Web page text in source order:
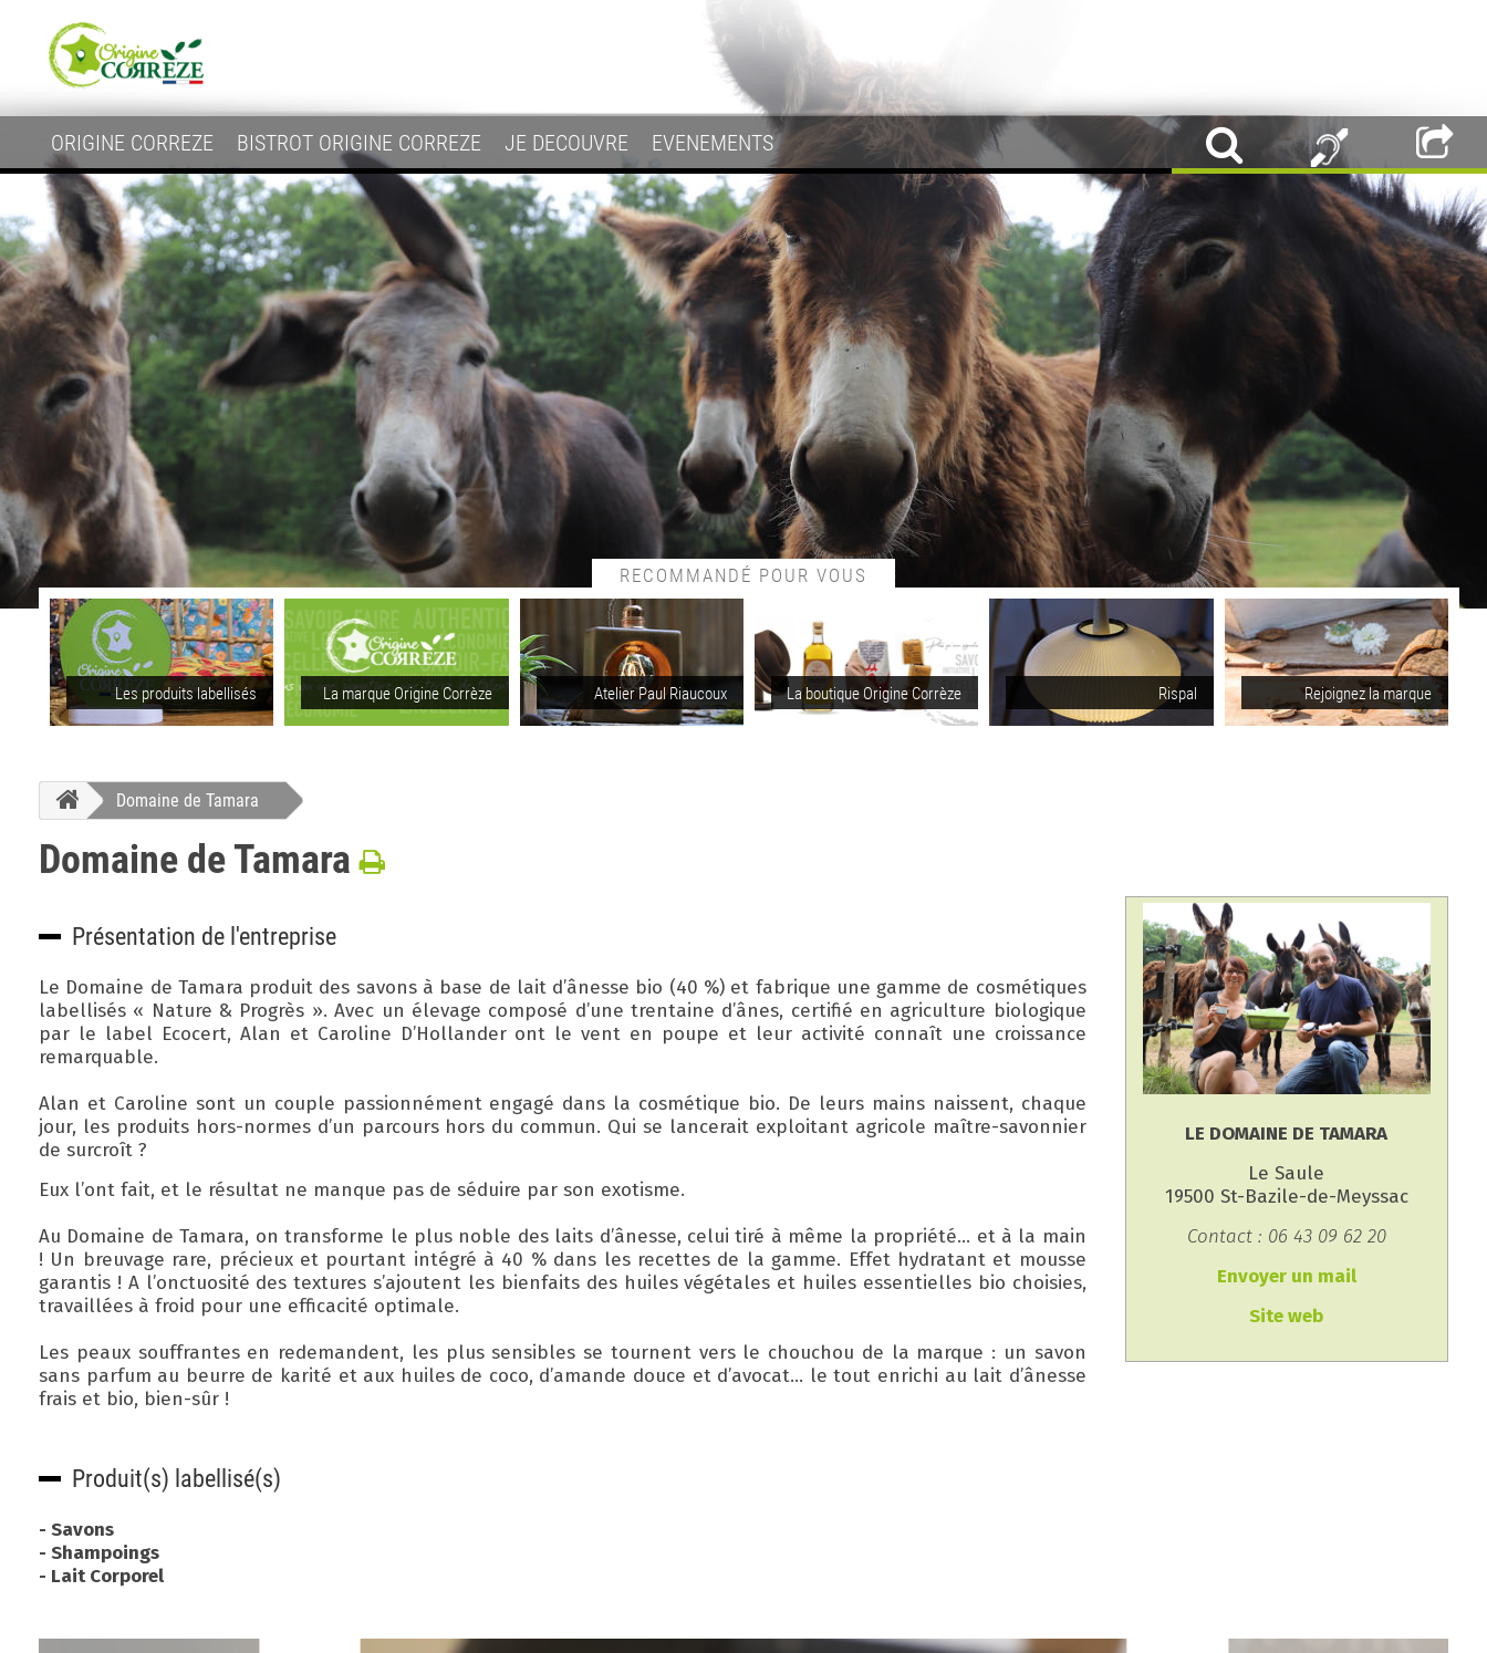
ORIGINE CORREZE BISTROT ORIGINE CORREZE JE DECOUVRE EVENEMENTS
RECOMMANDÉ POUR VOUS
Les produits labellisés La marque Origine Corrèze Atelier Paul Riaucoux La boutique Origine Corrèze Rispal Rejoignez la marque
Domaine de Tamara
Domaine de Tamara
Présentation de l'entreprise
Le Domaine de Tamara produit des savons à base de lait d’ânesse bio (40 %) et fabrique une gamme de cosmétiques
labellisés « Nature & Progrès ». Avec un élevage composé d’une trentaine d’ânes, certifié en agriculture biologique
par le label Ecocert, Alan et Caroline D’Hollander ont le vent en poupe et leur activité connaît une croissance
remarquable.
Alan et Caroline sont un couple passionnément engagé dans la cosmétique bio. De leurs mains naissent, chaque
jour, les produits hors-normes d’un parcours hors du commun. Qui se lancerait exploitant agricole maître-savonnier
de surcroît ?
Eux l’ont fait, et le résultat ne manque pas de séduire par son exotisme.
Au Domaine de Tamara, on transforme le plus noble des laits d’ânesse, celui tiré à même la propriété… et à la main
! Un breuvage rare, précieux et pourtant intégré à 40 % dans les recettes de la gamme. Effet hydratant et mousse
garantis ! A l’onctuosité des textures s’ajoutent les bienfaits des huiles végétales et huiles essentielles bio choisies,
travaillées à froid pour une efficacité optimale.
Les peaux souffrantes en redemandent, les plus sensibles se tournent vers le chouchou de la marque : un savon
sans parfum au beurre de karité et aux huiles de coco, d’amande douce et d’avocat… le tout enrichi au lait d’ânesse
frais et bio, bien-sûr !
LE DOMAINE DE TAMARA
Le Saule
19500 St-Bazile-de-Meyssac
Contact : 06 43 09 62 20
Envoyer un mail
Site web
Produit(s) labellisé(s)
- Savons
- Shampoings
- Lait Corporel